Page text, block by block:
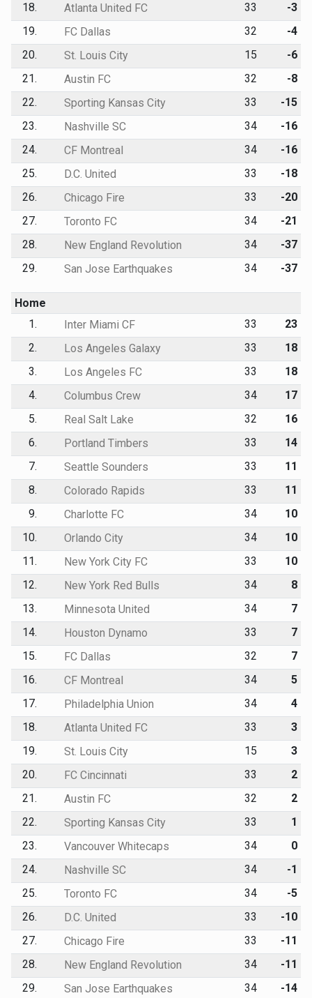
18.
Atlanta United FC 33
-3
19.
FC Dallas 32
-4
20.
St. Louis City 15
-6
21.
Austin FC 32
-8
22.
Sporting Kansas City 33
-15
23.
Nashville SC 34
-16
24.
CF Montreal 34
-16
25.
D.C. United 33
-18
26.
Chicago Fire 33
-20
27.
Toronto FC 34
-21
28.
New England Revolution 34
-37
29.
San Jose Earthquakes 34 -37
Home
1.
Inter Miami CF 33
23
2.
Los Angeles Galaxy 33
18
3.
Los Angeles FC 33
18
4.
Columbus Crew 34
17
5.
Real Salt Lake 32
16
6.
Portland Timbers 33
14
7.
Seattle Sounders 33
11
8.
Colorado Rapids 33
11
9.
Charlotte FC 34
10
10.
Orlando City 34
10
11.
New York City FC 33
10
12.
New York Red Bulls 34
8
13.
Minnesota United 34
7
14.
Houston Dynamo 33
7
15.
FC Dallas 32
7
16.
CF Montreal 34
5
17.
Philadelphia Union 34
4
18.
Atlanta United FC 33
3
19.
St. Louis City 15
3
20.
FC Cincinnati 33
2
21.
Austin FC 32
2
22.
Sporting Kansas City 33
1
23.
Vancouver Whitecaps 34
0
24.
Nashville SC 34
-1
25.
Toronto FC 34
-5
26.
D.C. United 33
-10
27.
Chicago Fire 33
-11
28.
New England Revolution 34
-11
29.
San Jose Earthquakes 34 -14